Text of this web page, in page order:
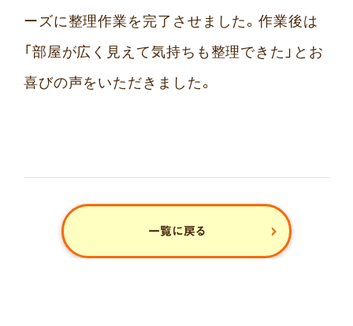
ーズに整理作業を完了させました。作業後は
「部屋が広く見えて気持ちも整理できた」とお
喜びの声をいただきました。
一覧に戻る